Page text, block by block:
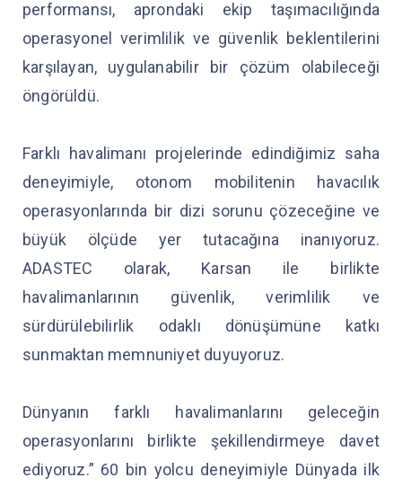
performansı, aprondaki ekip taşımacılığında
operasyonel verimlilik ve güvenlik beklentilerini
karşılayan, uygulanabilir bir çözüm olabileceği
öngörüldü.
Farklı havalimanı projelerinde edindiğimiz saha
deneyimiyle, otonom mobilitenin havacılık
operasyonlarında bir dizi sorunu çözeceğine ve
büyük ölçüde yer tutacağına inanıyoruz.
ADASTEC olarak, Karsan ile birlikte
havalimanlarının güvenlik, verimlilik ve
sürdürülebilirlik odaklı dönüşümüne katkı
sunmaktan memnuniyet duyuyoruz.
Dünyanın farklı havalimanlarını geleceğin
operasyonlarını birlikte şekillendirmeye davet
ediyoruz.” 60 bin yolcu deneyimiyle Dünyada ilk